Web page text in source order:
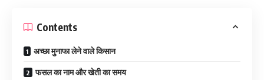
Contents
अच्छा मुनाफा लेने वाले किसान
फसल का नाम और खेती का समय